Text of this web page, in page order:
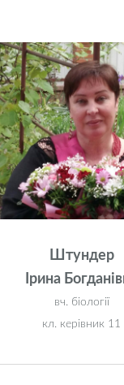
Штундер
Ірина
вч. біології
кл. керівник 11